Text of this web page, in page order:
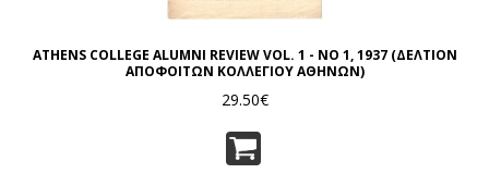
ATHENS COLLEGE ALUMNI REVIEW VOL. 1 - NO 1, 1937 (ΔΕΛΤΙΟΝ
ΑΠΟΦΟΙΤΩΝ ΚΟΛΛΕΓΙΟΥ ΑΘΗΝΩΝ)
29.50€